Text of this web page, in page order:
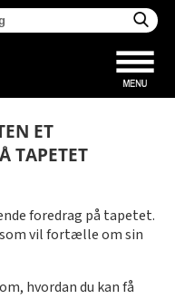
ET
TAPETET
foredrag på tapetet.
vil fortælle om sin
hvordan du kan få